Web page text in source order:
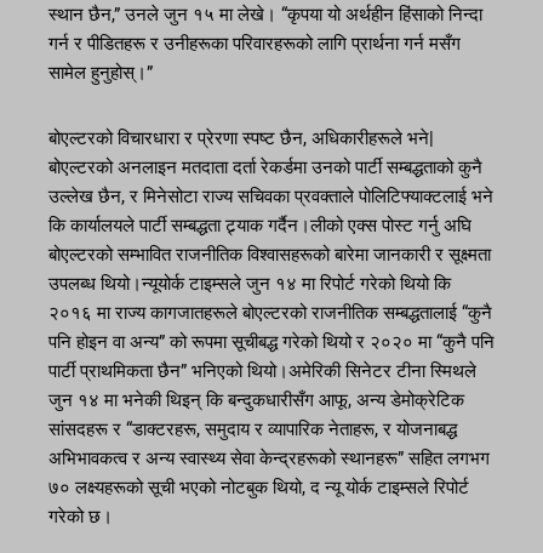
स्थान छैन,” उनले जुन १५ मा लेखे। “कृपया यो अर्थहीन हिंसाको निन्दा
गर्न र पीडितहरू र उनीहरूका परिवारहरूको लागि प्रार्थना गर्न मसँग
सामेल हुनुहोस्।”
बोएल्टरको विचारधारा र प्रेरणा स्पष्ट छैन, अधिकारीहरूले भने|
बोएल्टरको अनलाइन मतदाता दर्ता रेकर्डमा उनको पार्टी सम्बद्धताको कुनै
उल्लेख छैन, र मिनेसोटा राज्य सचिवका प्रवक्ताले पोलिटिफ्याक्टलाई भने
कि कार्यालयले पार्टी सम्बद्धता ट्र्याक गर्दैन।लीको एक्स पोस्ट गर्नु अघि
बोएल्टरको सम्भावित राजनीतिक विश्वासहरूको बारेमा जानकारी र सूक्ष्मता
उपलब्ध थियो।न्यूयोर्क टाइम्सले जुन १४ मा रिपोर्ट गरेको थियो कि
२०१६ मा राज्य कागजातहरूले बोएल्टरको राजनीतिक सम्बद्धतालाई “कुनै
पनि होइन वा अन्य” को रूपमा सूचीबद्ध गरेको थियो र २०२० मा “कुनै पनि
पार्टी प्राथमिकता छैन” भनिएको थियो।अमेरिकी सिनेटर टीना स्मिथले
जुन १४ मा भनेकी थिइन् कि बन्दुकधारीसँग आफू, अन्य डेमोक्रेटिक
सांसदहरू र “डाक्टरहरू, समुदाय र व्यापारिक नेताहरू, र योजनाबद्ध
अभिभावकत्व र अन्य स्वास्थ्य सेवा केन्द्रहरूको स्थानहरू” सहित लगभग
७० लक्ष्यहरूको सूची भएको नोटबुक थियो, द न्यू योर्क टाइम्सले रिपोर्ट
गरेको छ।